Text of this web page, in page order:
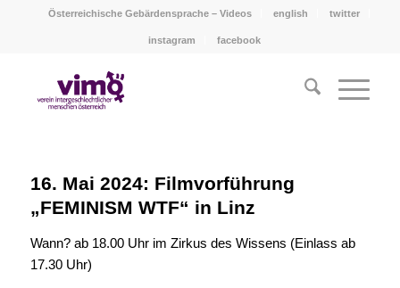
Österreichische Gebärdensprache – Videos english twitter
instagram facebook
16. Mai 2024: Filmvorführung
„FEMINISM WTF“ in Linz
Wann? ab 18.00 Uhr im Zirkus des Wissens (Einlass ab
17.30 Uhr)